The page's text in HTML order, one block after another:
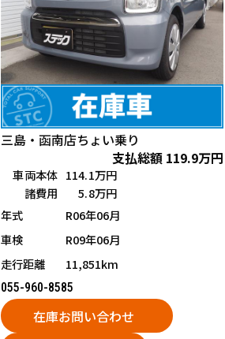
三島・函南店ちょい乗り
支払総額 119.9万円
車両本体 114.1万円
諸費用
5.8万円
年式
R06年06月
車検
R09年06月
走行距離
11,851km
055-960-8585
在庫お問い合わせ